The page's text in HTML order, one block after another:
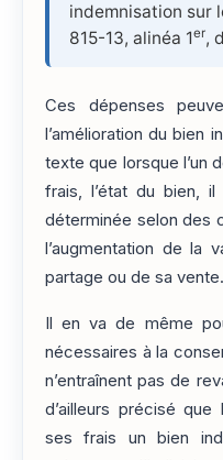
indemnisation sur
815-13, alinéa 1er,
Ces dépenses
l’amélioration du bien
texte que lorsque l’un
frais, l’état du bien,
déterminée selon des
l’augmentation de la
partage ou de sa vente.
Il en va de même
nécessaires à la
n’entraînent pas de
d’ailleurs précisé que
ses frais un bien